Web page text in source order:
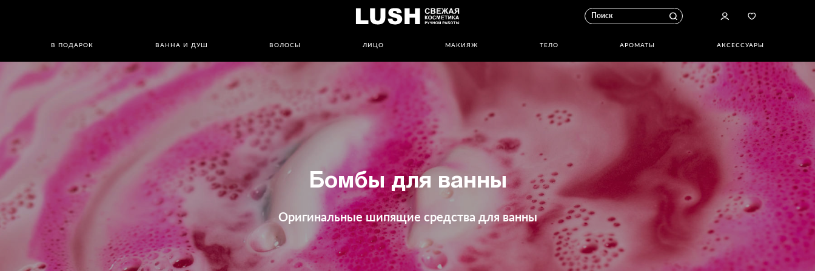
В ПОДАРОК ВАННА И ДУШ ВОЛОСЫ ЛИЦО МАКИЯЖ ТЕЛО АРОМАТЫ АКСЕССУАРЫ
Бомбы для ванны
Оригинальные шипящие средства для ванны